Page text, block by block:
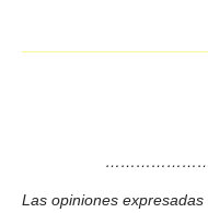
Las opiniones